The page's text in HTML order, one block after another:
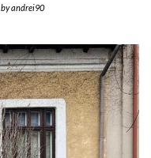
byandrei90